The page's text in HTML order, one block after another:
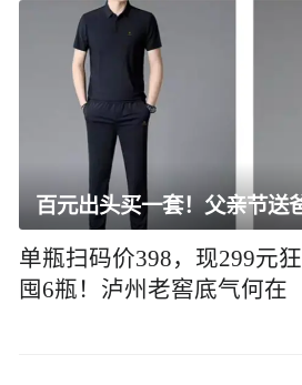
单瓶扫码价398，现299元狂
囤6瓶！泸州老窖底气何在